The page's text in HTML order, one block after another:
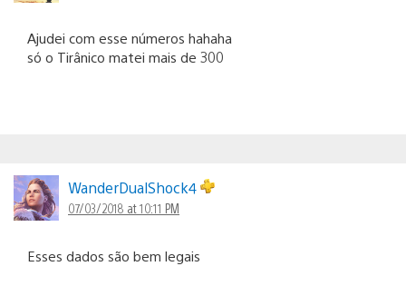
Ajudei com esse números hahaha
só o Tirânico matei mais de 300
WanderDualShock4
07/03/2018 at 10:11 PM
Esses dados são bem legais